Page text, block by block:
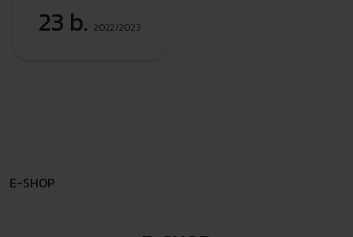
23 b.2022/2023
E-SHOP